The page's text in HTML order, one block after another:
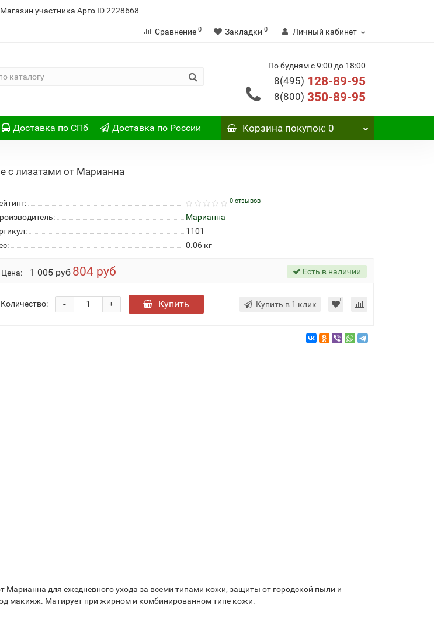
Магазин участника Арго ID 2228668
Сравнение 0 Закладки 0 Личный кабинет
По будням с 9:00 до 18:00
8(495) 128-89-95
8(800) 350-89-95
Доставка по СПб Доставка по России Корзинапокупок: 0
с лизатами от Марианна
0 отзывов
Марианна
1101
0.06кг
Цена: 1 005 руб 804 руб Есть в наличии
Количество: +
- Купить Купить в 1 клик
Марианна для ежедневного ухода за всеми типами кожи, защиты от городской пыли и
макияж. Матирует при жирном и комбинированном типе кожи.